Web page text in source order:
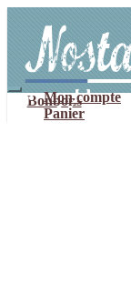
navigation
contenu
Mon compte
Panier
Bonbons